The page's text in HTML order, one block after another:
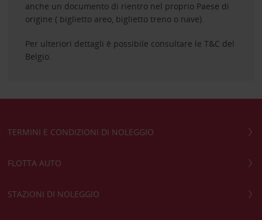
anche un documento di rientro nel proprio Paese di
origine ( biglietto areo, biglietto treno o nave).
Per ulteriori dettagli è possibile consultare le T&C del
Belgio.
TERMINI E CONDIZIONI DI NOLEGGIO
FLOTTA AUTO
STAZIONI DI NOLEGGIO